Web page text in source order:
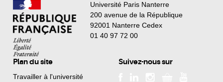
Université Paris Nanterre
200 avenue de la République
92001 Nanterre Cedex
01 40 97 72 00
Plan du site
Travailler à l'université
Suivez-nous sur